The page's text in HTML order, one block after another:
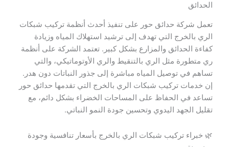
الحدائق
تعمل شركة حدائق حور على تنفيذ أحدث أنظمة تركيب شبكات
الري بالخرج التي تهدف إلى ترشيد استهلاك المياه وزيادة
كفاءة الحدائق والمزارع بشكل كبير. تعتمد الشركة على أنظمة
ري متطورة مثل الري بالتنقيط والري الأوتوماتيكي، والتي
تساهم في توصيل المياه مباشرة إلى جذور النباتات دون هدر.
إن خدمات تركيب شبكات الري بالخرج التي تقدمها حدائق حور
تساعد في الحفاظ على المساحات الخضراء بشكل دائم، مع
تقليل الجهد اليدوي وتحسين جودة النمو النباتي.
🌿 خبراء تركيب شبكات الري بالخرج بأسعار تنافسية وجودة